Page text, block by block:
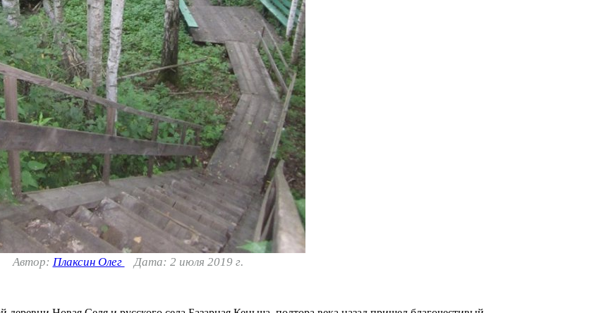
Автор: Плаксин Олег Дата: 2 июля 2019 г.